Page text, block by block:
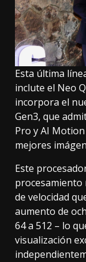
Esta última
inclute el Neo
incorpora el
Gen3, que
Pro y AI
mejores
Este
procesamiento
de velocidad
aumento de
64 a 512 – lo
visualización